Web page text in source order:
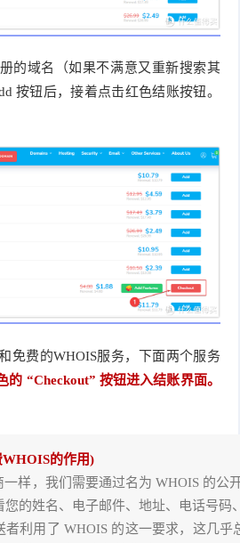
的域名（如果不满意又重新搜索其
按钮后，接着点击红色结账按钮。
免费的WHOIS服务，下面两个服务
的 “Checkout” 按钮进入结账界面。
的作用)
样，我们需要通过名为 WHOIS 的公
您的姓名、电子邮件、地址、电话号
者利用了 WHOIS 的这一要求，这几